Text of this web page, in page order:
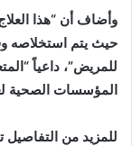
وأضاف أن “هذا
حيث يتم استخلاصه
للمريض”، داعياً
المؤسسات الصحية
للمزيد من التفاصيل